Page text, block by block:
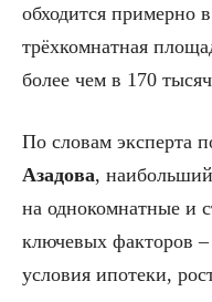
обходится примерно
трёхкомнатная
более чем в 170
По словам эксперта
Азадова,
на однокомнатные и
ключевых факторов –
условия ипотеки,